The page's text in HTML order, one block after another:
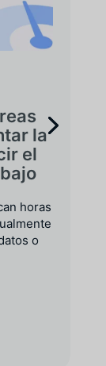
la
el
horas
o